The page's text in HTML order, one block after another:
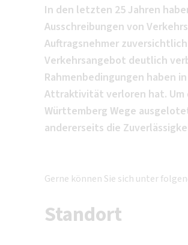
In den letzten 25 Jahren
Ausschreibungen von
Auftragsnehmer
Verkehrsangebot deutlich
Rahmenbedingungen haben
Attraktivität verloren hat. Um
Württemberg Wege
andererseits die
Gerne können Sie sich unter
Standort